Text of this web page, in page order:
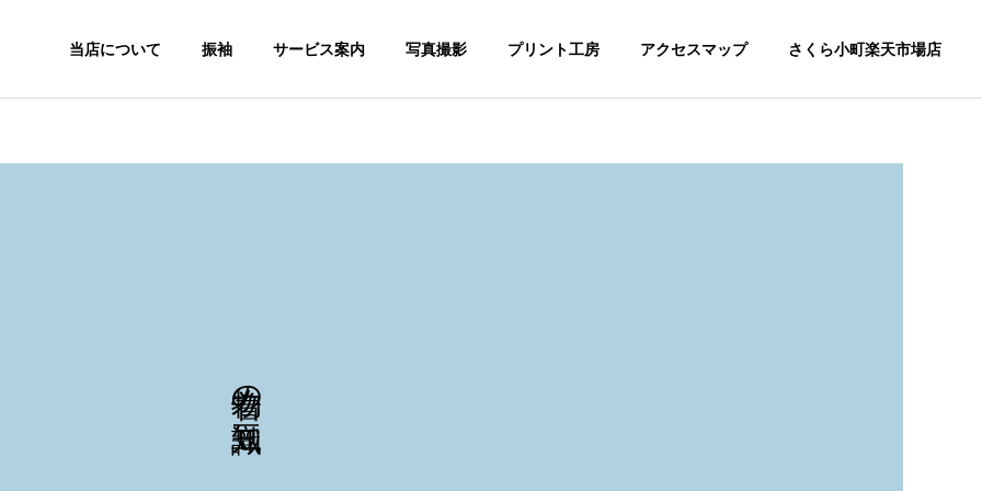
当店について 振袖 サービス案内 写真撮影 プリント工房 アクセスマップ さくら小町楽天市場店
着物の豆知識